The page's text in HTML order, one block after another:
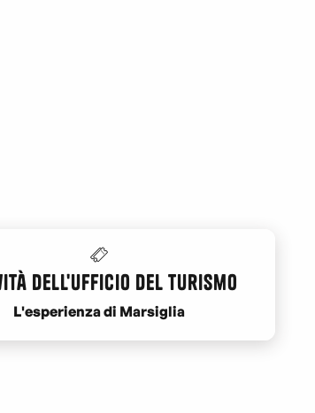
dell'Ufficio del Turismo
L'esperienza di Marsiglia